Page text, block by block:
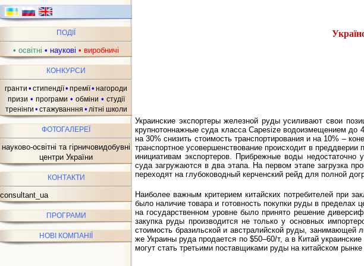
ПОДІЇ
• освітні • наукові • виробничі
КОНКУРСИ
гранти • стипендії• премії• нагороди
призи • програми • обміни • студії
тренінги • стажуванння • літні школи
ФОТОГАЛЕРЕЇ
науково-освітні та гірничовидобувні
центри України
КОНТАКТИ
consultant_ua
ПРОГРАМИ
НОВІ КОМПАНІЇ
Украинские экспортеры железной руды усиливают свои
крупнотоннажные суда класса Capesize водоизмещением
на 30% снизить стоимость транспортирования и на 10% –
транспортное усовершенствование происходит в
инициативам экспортеров. Прибрежные воды
суда загружаются в два этапа. На первом этапе загрузка
переходят на глубоководный керченский рейд для полной
Наиболее важным критерием китайских потребителей при
было наличие товара и готовность покупки руды в пределах
на государственном уровне было принято решение
закупка руды производится не только у основных
стоимость бразильской и австралийской руды, занимающей
же Украины руда продается по $50–60/т, а в Китай
могут стать третьими поставщиками руды на китайском